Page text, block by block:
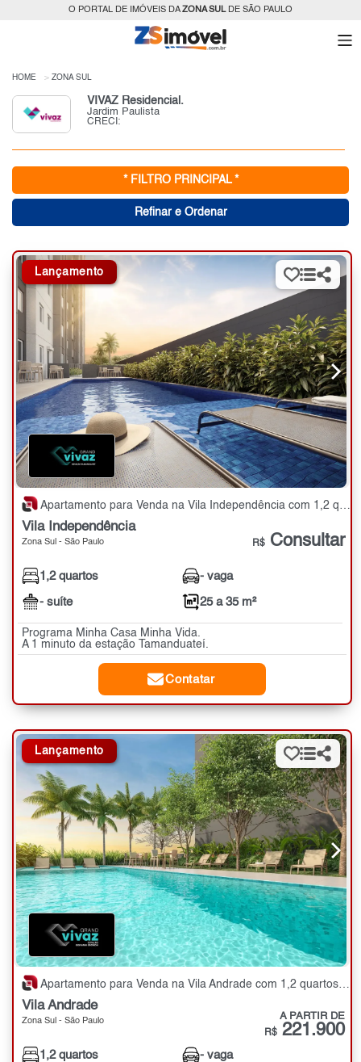
O PORTAL DE IMÓVEIS DAZONA SULDE SÃO PAULO
HOME ZONA SUL
VIVAZ Residencial.
Jardim Paulista
CRECI:
* FILTRO PRINCIPAL *
Refinar e Ordenar
Lançamento
Apartamento para Venda na Vila Independência com 1,2 quartos - 25 a 35 m²
Vila Independência
Zona Sul - São Paulo R$ Consultar
1,2 quartos
- suíte
- vaga
25 a 35 m²
Programa Minha Casa Minha Vida.
A 1 minuto da estação Tamanduateí.
Contatar
Lançamento
Apartamento para Venda na Vila Andrade com 1,2 quartos - 24 a 36 m²
Vila Andrade
Zona Sul - São Paulo A PARTIR DE
R$ 221.900
1,2 quartos - vaga